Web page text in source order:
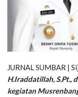
JURNAL SUMBAR |
H.Iraddatillah, S.Pt.,
kegiatan